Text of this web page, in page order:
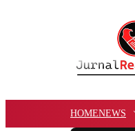
HOMENEWS